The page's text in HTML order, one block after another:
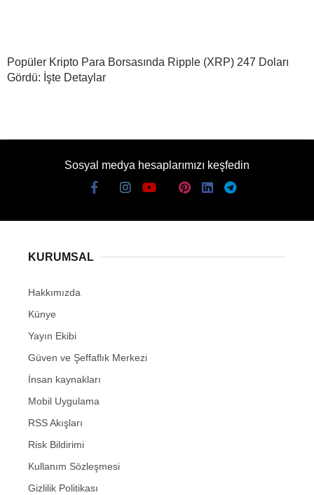
Popüler Kripto Para Borsasında Ripple (XRP) 247 Doları
Gördü: İşte Detaylar
Sosyal medya hesaplarımızı keşfedin
KURUMSAL
Hakkımızda
Künye
Yayın Ekibi
Güven ve Şeffaflık Merkezi
İnsan kaynakları
Mobil Uygulama
RSS Akışları
Risk Bildirimi
Kullanım Sözleşmesi
Gizlilik Politikası